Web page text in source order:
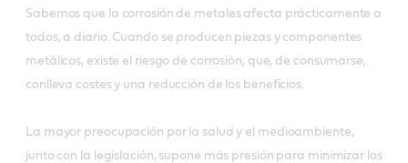
Sabemos que la corrosión de metales afecta prácticamente a
todos, a diario. Cuando se producen piezas y componentes
metálicos, existe el riesgo de corrosión, que, de consumarse,
conlleva costes y una reducción de los beneficios.
La mayor preocupación por la salud y el medioambiente,
junto con la legislación, supone más presión para minimizar los